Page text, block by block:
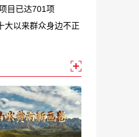
目已达701项
大以来群众身边不正